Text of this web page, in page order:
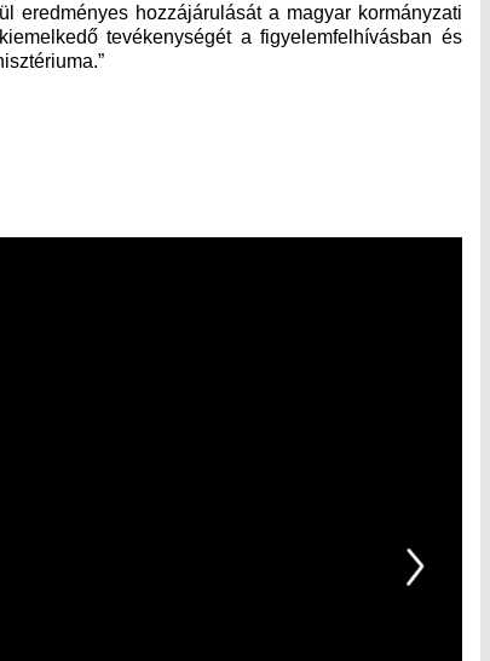
eredményes hozzájárulását a magyar kormányzati
tevékenységét a figyelemfelhívásban és